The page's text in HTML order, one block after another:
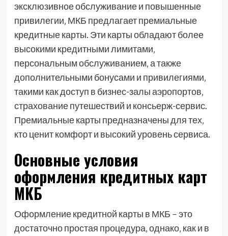
эксклюзивное обслуживание и повышенные
привилегии‚ МКБ предлагает премиальные
кредитные карты. Эти карты обладают более
высокими кредитными лимитами‚
персональным обслуживанием‚ а также
дополнительными бонусами и привилегиями‚
такими как доступ в бизнес-залы аэропортов‚
страхование путешествий и консьерж-сервис.
Премиальные карты предназначены для тех‚
кто ценит комфорт и высокий уровень сервиса.
Основные условия
оформления кредитных карт
МКБ
Оформление кредитной карты в МКБ – это
достаточно простая процедура‚ однако‚ как и в